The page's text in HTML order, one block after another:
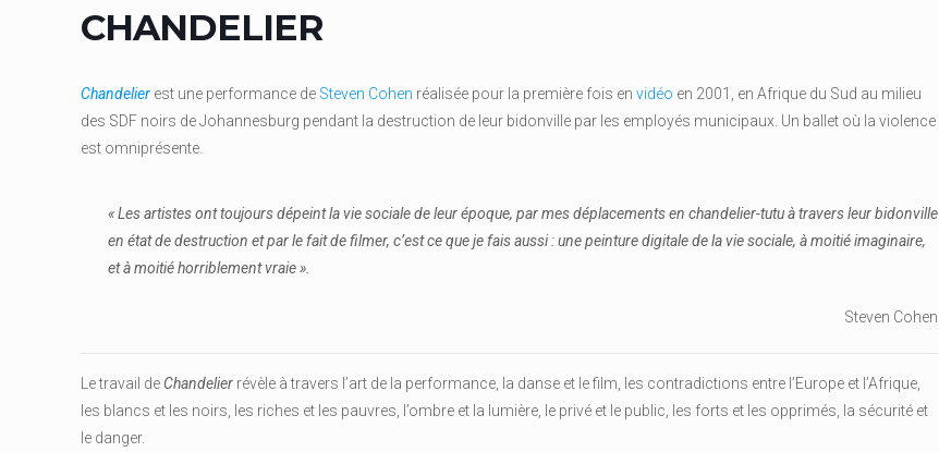
CHANDELIER
Chandelier est une performance de Steven Cohen réalisée pour la première fois en vidéo en 2001, en Afrique du Sud au milieu
des SDF noirs de Johannesburg pendant la destruction de leur bidonville par les employés municipaux. Un ballet où la violence
est omniprésente.
« Les artistes ont toujours dépeint la vie sociale de leur époque, par mes déplacements en chandelier-tutu à travers leur bidonville
en état de destruction et par le fait de filmer, c’est ce que je fais aussi : une peinture digitale de la vie sociale, à moitié imaginaire,
et à moitié horriblement vraie ».
Steven Cohen
Le travail de Chandelier révèle à travers l’art de la performance, la danse et le film, les contradictions entre l’Europe et l’Afrique,
les blancs et les noirs, les riches et les pauvres, l’ombre et la lumière, le privé et le public, les forts et les opprimés, la sécurité et
le danger.